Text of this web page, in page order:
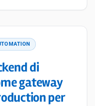
di
gateway
per